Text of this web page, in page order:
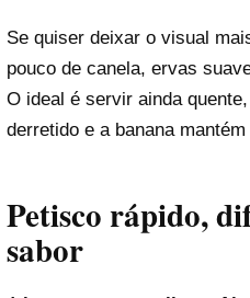
Se quiser deixar o visual
pouco de canela, ervas
O ideal é servir ainda
derretido e a banana
Petisco rápido,
sabor